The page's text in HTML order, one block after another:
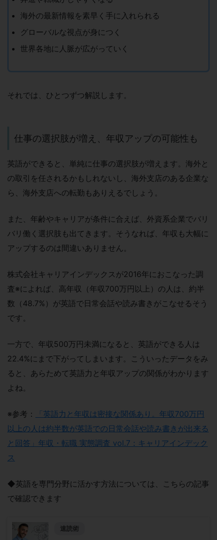
海外の最新情報を素早く手に入れられる
グローバルな視点が身につく
世界各地に人脈が広がっていく
それでは、ひとつずつ解説します。
仕事の選択肢が増え、年収アップの可能性も
英語ができると、単純に仕事の選択肢が増えます。海外と
の取引を任されるかもしれないし、海外支店のある企業な
ら、海外支店への転勤もありえるでしょう。
また、年齢やキャリアが条件に合えば、外資系企業でバリ
バリ働く選択肢も出てきます。そうなれば、年収も大幅に
アップするのは間違いありません。
株式会社キャリアインデックスが2016年におこなった調
査※によれば、高年収（年収700万円以上）の人は、約半
数（48.7%）が英語で日常会話や読み書きがこなせるそう
です。
一方で、年収500万円未満になると、英語ができる人は
22.4%にまで下がってしまいます。こういったデータをみ
ると、あらためて英語力と年収アップの関係がわかります
よね。
※参考：
「英語力と年収は密接な関係あり。年収700万円
以上の人は約半数が英語での日常会話や読み書きが出来る
と回答」年収・転職 実態調査 vol.7：キャリアインデック
ス
◆英語を専門分野に活かす方法については、 こちらの記事
で確認できます
速読術